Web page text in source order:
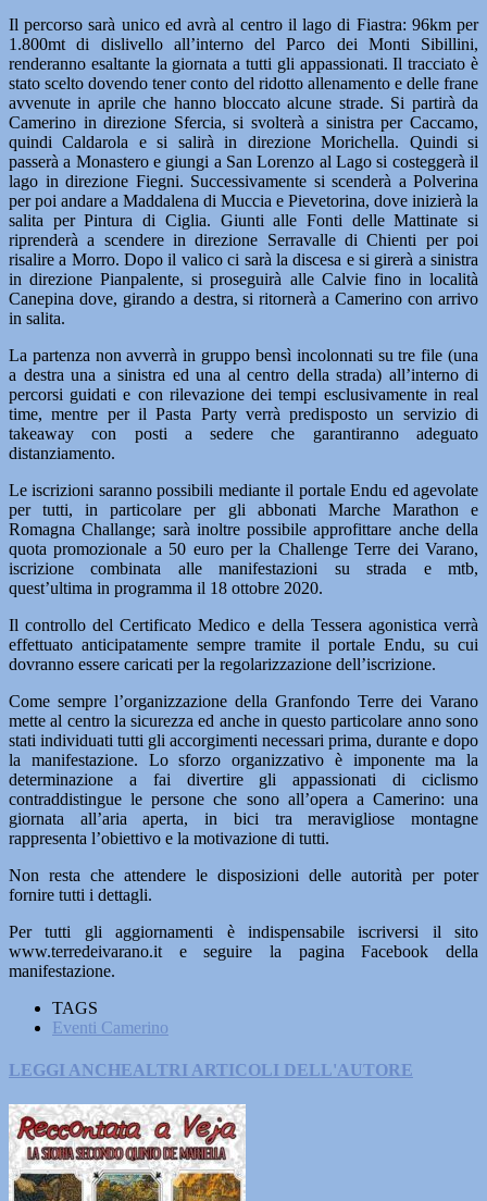
Il percorso sarà unico ed avrà al centro il lago di Fiastra: 96km per
1.800mt di dislivello all’interno del Parco dei Monti Sibillini,
renderanno esaltante la giornata a tutti gli appassionati. Il tracciato è
stato scelto dovendo tener conto del ridotto allenamento e delle frane
avvenute in aprile che hanno bloccato alcune strade. Si partirà da
Camerino in direzione Sfercia, si svolterà a sinistra per Caccamo,
quindi Caldarola e si salirà in direzione Morichella. Quindi si
passerà a Monastero e giungi a San Lorenzo al Lago si costeggerà il
lago in direzione Fiegni. Successivamente si scenderà a Polverina
per poi andare a Maddalena di Muccia e Pievetorina, dove inizierà la
salita per Pintura di Ciglia. Giunti alle Fonti delle Mattinate si
riprenderà a scendere in direzione Serravalle di Chienti per poi
risalire a Morro. Dopo il valico ci sarà la discesa e si girerà a sinistra
in direzione Pianpalente, si proseguirà alle Calvie fino in località
Canepina dove, girando a destra, si ritornerà a Camerino con arrivo
in salita.
La partenza non avverrà in gruppo bensì incolonnati su tre file (una
a destra una a sinistra ed una al centro della strada) all’interno di
percorsi guidati e con rilevazione dei tempi esclusivamente in real
time, mentre per il Pasta Party verrà predisposto un servizio di
takeaway con posti a sedere che garantiranno adeguato
distanziamento.
Le iscrizioni saranno possibili mediante il portale Endu ed agevolate
per tutti, in particolare per gli abbonati Marche Marathon e
Romagna Challange; sarà inoltre possibile approfittare anche della
quota promozionale a 50 euro per la Challenge Terre dei Varano,
iscrizione combinata alle manifestazioni su strada e mtb,
quest’ultima in programma il 18 ottobre 2020.
Il controllo del Certificato Medico e della Tessera agonistica verrà
effettuato anticipatamente sempre tramite il portale Endu, su cui
dovranno essere caricati per la regolarizzazione dell’iscrizione.
Come sempre l’organizzazione della Granfondo Terre dei Varano
mette al centro la sicurezza ed anche in questo particolare anno sono
stati individuati tutti gli accorgimenti necessari prima, durante e dopo
la manifestazione. Lo sforzo organizzativo è imponente ma la
determinazione a fai divertire gli appassionati di ciclismo
contraddistingue le persone che sono all’opera a Camerino: una
giornata all’aria aperta, in bici tra meravigliose montagne
rappresenta l’obiettivo e la motivazione di tutti.
Non resta che attendere le disposizioni delle autorità per poter
fornire tutti i dettagli.
Per tutti gli aggiornamenti è indispensabile iscriversi il sito
www.terredeivarano.it e seguire la pagina Facebook della
manifestazione.
TAGS
Eventi Camerino
LEGGI ANCHEALTRI ARTICOLI DELL'AUTORE